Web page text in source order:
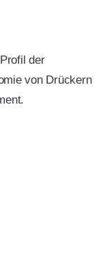
der
von Drückern